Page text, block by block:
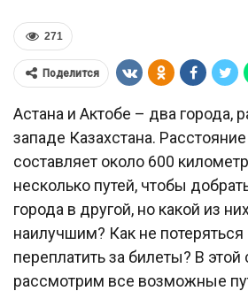
271
Поделится
Астана и Актобе – два города,
западе Казахстана.
составляет около 600
несколько путей, чтобы
города в другой, но какой из
наилучшим? Как не потеряться
переплатить за билеты? В этой
рассмотрим все возможные